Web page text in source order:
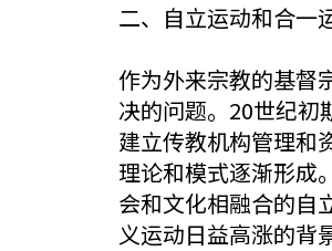
二、自立运动和合一
作为外来宗教的基督
决的问题。20世纪
建立传教机构管理和
理论和模式逐渐形成
会和文化相融合的自
义运动日益高涨的背